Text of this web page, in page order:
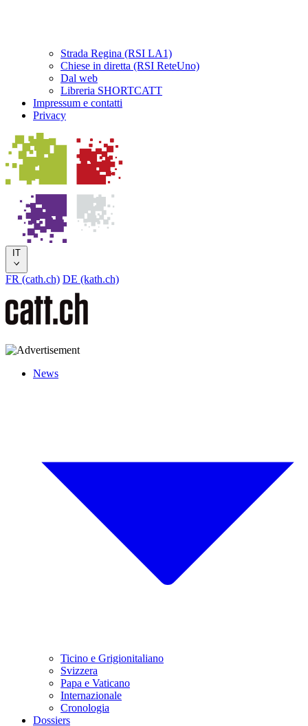
Strada Regina (RSI LA1)
Chiese in diretta (RSI ReteUno)
Dal web
Libreria SHORTCATT
Impressum e contatti
Privacy
IT
FR (cath.ch) DE (kath.ch)
News
Ticino e Grigionitaliano
Svizzera
Papa e Vaticano
Internazionale
Cronologia
Dossiers